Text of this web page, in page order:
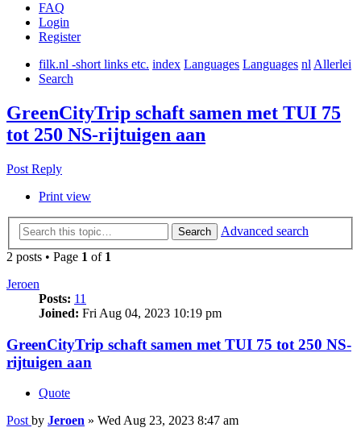
FAQ
Login
Register
filk.nl -short links etc. index Languages Languages nlAllerlei
Search
GreenCityTrip schaft samen met TUI 75
tot 250 NS-rijtuigen aan
Post Reply
Print view
Search
Advanced search
2 posts • Page 1 of 1
Jeroen
Posts: 11
Joined: Fri Aug 04, 2023 10:19 pm
GreenCityTrip schaft samen met TUI 75 tot 250 NS-
rijtuigen aan
Quote
Post by Jeroen » Wed Aug 23, 2023 8:47 am